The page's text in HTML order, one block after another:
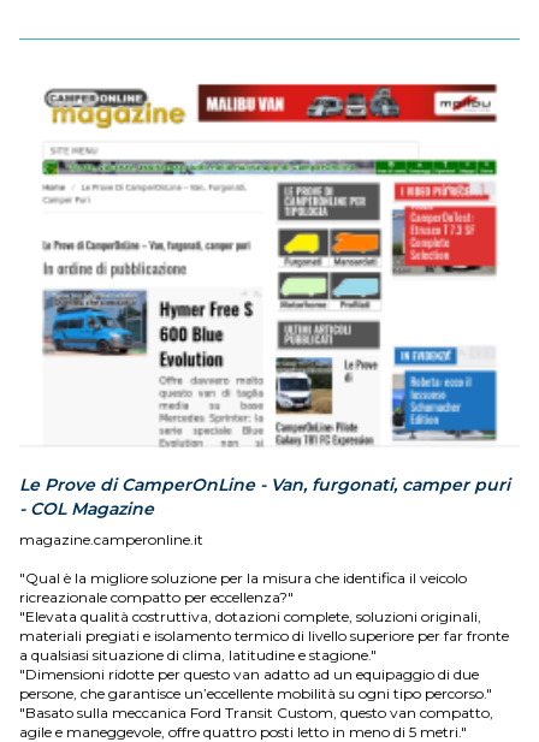
Le Prove di CamperOnLine - Van, furgonati, camper puri
- COL Magazine
magazine.camperonline.it
"Qual è la migliore soluzione per la misura che identifica il veicolo
ricreazionale compatto per eccellenza?"
"Elevata qualità costruttiva, dotazioni complete, soluzioni originali,
materiali pregiati e isolamento termico di livello superiore per far fronte
a qualsiasi situazione di clima, latitudine e stagione."
"Dimensioni ridotte per questo van adatto ad un equipaggio di due
persone, che garantisce un’eccellente mobilità su ogni tipo percorso."
"Basato sulla meccanica Ford Transit Custom, questo van compatto,
agile e maneggevole, offre quattro posti letto in meno di 5 metri."